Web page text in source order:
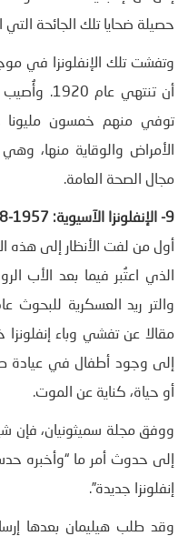
حصيلة ضحايا تلك الجائحة التي
أن تنتهي
توفي منهم خمسون مليونا
الأمراض والوقاية منها،
مجال الصحة العامة.
9- الإنفلونزا الآسيوية: 1957-1958
أول من لفت الأنظار إلى هذه
الذي اعتُبر فيما بعد الأب
مقالا عن تفشي وباء
إلى وجود أطفال في عيادة
أو حياة، كناية عن الموت.
ووفق مجلة سميثونيان، فإن
إلى حدوث أمر ما “وأخبره
إنفلونزا جديدة”.
وقد طلب هيليمان بعدها